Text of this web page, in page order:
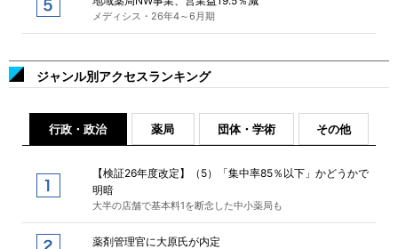
メディシス・26年4～6月期
ジャンル別アクセスランキング
行政・政治 薬局 団体・学術 その他
【検証26年度改定】（5）「集中率85％以下」かどうかで
明暗
大半の店舗で基本料1を断念した中小薬局も
薬剤管理官に大原氏が内定